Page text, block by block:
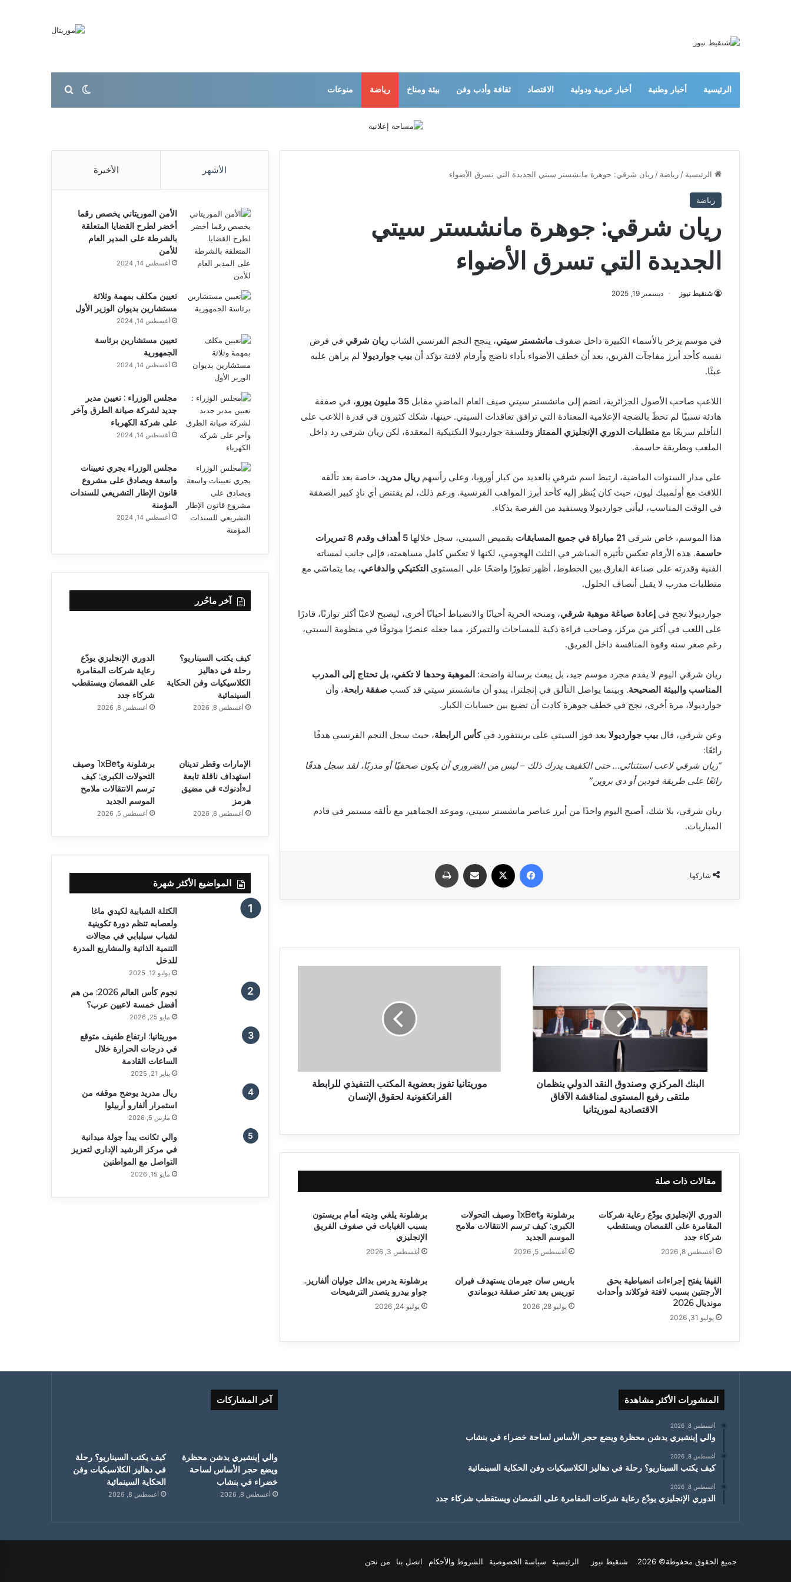
الرئيسية أخبار وطنية أخبار عربية ودولية الاقتصاد ثقافة وأدب وفن بيئة ومناخ رياضة منوعات الوضع المظلم
بحث عن
الرئيسية / رياضة / ريان شرقي: جوهرة مانشستر سيتي الجديدة التي تسرق الأضواء
رياضة
ريان شرقي: جوهرة مانشستر سيتي
الجديدة التي تسرق الأضواء
شنقيط نيوز ديسمبر 19, 2025
في موسم يزخر بالأسماء الكبيرة داخل صفوف مانشستر سيتي، ينجح النجم الفرنسي الشاب ريان شرقي في فرض
نفسه كأحد أبرز مفاجآت الفريق، بعد أن خطف الأضواء بأداء ناضج وأرقام لافتة تؤكد أن بيب جوارديولا لم يراهن عليه
عبثًا.
اللاعب صاحب الأصول الجزائرية، انضم إلى مانشستر سيتي صيف العام الماضي مقابل 35 مليون يورو
، في صفقة
هادئة نسبيًا لم تحظَ بالضجة الإعلامية المعتادة التي ترافق تعاقدات السيتي. حينها، شكك كثيرون في قدرة اللاعب على
التأقلم سريعًا مع متطلبات الدوري الإنجليزي الممتاز وفلسفة جوارديولا التكتيكية المعقدة، لكن ريان شرقي رد داخل
الملعب وبطريقة حاسمة.
على مدار السنوات الماضية، ارتبط اسم شرقي بالعديد من كبار أوروبا، وعلى رأسهم ريال مدريد، خاصة بعد تألقه
اللافت مع أولمبيك ليون، حيث كان يُنظر إليه كأحد أبرز المواهب الفرنسية. ورغم ذلك، لم يقتنص أي نادٍ كبير الصفقة
في الوقت المناسب، ليأتي جوارديولا ويستفيد من الفرصة بذكاء.
هذا الموسم، خاض شرقي 21 مباراة في جميع المسابقات بقميص السيتي، سجل خلالها
5 أهداف وقدم 8 تمريرات
حاسمة. هذه الأرقام تعكس تأثيره المباشر في الثلث الهجومي، لكنها لا تعكس كامل مساهمته، فإلى جانب لمساته
الفنية وقدرته على صناعة الفارق بين الخطوط، أظهر تطورًا واضحًا على المستوى التكتيكي والدفاعي، بما يتماشى مع
متطلبات مدرب لا يقبل أنصاف الحلول.
جوارديولا نجح في إعادة صياغة موهبة شرقي، ومنحه الحرية أحيانًا والانضباط أحيانًا أخرى، ليصبح لاعبًا أكثر توازنًا، قادرًا
على اللعب في أكثر من مركز، وصاحب قراءة ذكية للمساحات والتمركز، مما جعله عنصرًا موثوقًا في منظومة السيتي،
رغم صغر سنه وقوة المنافسة داخل الفريق.
ريان شرقي اليوم لا يقدم مجرد موسم جيد، بل يبعث برسالة واضحة: الموهبة وحدها لا تكفي، بل تحتاج إلى المدرب
المناسب والبيئة الصحيحة. وبينما يواصل التألق في إنجلترا، يبدو أن مانشستر سيتي قد كسب صفقة رابحة، وأن
جوارديولا، مرة أخرى، نجح في خطف جوهرة كادت أن تضيع بين حسابات الكبار.
وعن شرقي، قال بيب جوارديولا بعد فوز السيتي على برينتفورد فيكأس الرابطة، حيث سجل النجم الفرنسي هدفًا
رائعًا:
“ريان شرقي لاعب استثنائي… حتى الكفيف يدرك ذلك – ليس من الضروري أن يكون صحفيًا أو مدربًا، لقد سجل هدفًا
رائعًا على طريقة فودين أو دي بروين”
ريان شرقي، بلا شك، أصبح اليوم واحدًا من أبرز عناصر مانشستر سيتي، وموعد الجماهير مع تألقه مستمر في قادم
المباريات.
شاركها
فيسبوك مشاركة عبر البريد
البنك المركزي وصندوق النقد الدولي ينظمان
ملتقى رفيع المستوى لمناقشة الآفاق
الاقتصادية لموريتانيا
موريتانيا تفوز بعضوية المكتب التنفيذي للرابطة
الفرانكفونية لحقوق الإنسان
مقالات ذات صلة
الدوري الإنجليزي يودّع رعاية شركات
المقامرة على القمصان ويستقطب
شركاء جدد
أغسطس 8, 2026
برشلونة و1xBet وصيف التحولات
الكبرى: كيف ترسم الانتقالات ملامح
الموسم الجديد
أغسطس 5, 2026
برشلونة يلغي وديته أمام بريستون
بسبب الغيابات في صفوف الفريق
الإنجليزي
أغسطس 3, 2026
الفيفا يفتح إجراءات انضباطية بحق
الأرجنتين بسبب لافتة فوكلاند وأحداث
مونديال 2026
يوليو 31, 2026
باريس سان جيرمان يستهدف فيران
توريس بعد تعثر صفقة ديوماندي
يوليو 28, 2026
برشلونة يدرس بدائل جوليان ألفاريز..
جواو بيدرو يتصدر الترشيحات
يوليو 24, 2026
الأشهر الأخيرة
الأمن الموريتاني يخصص رقما
أخضر لطرح القضايا المتعلقة
بالشرطة على المدير العام
للأمن
أغسطس 14, 2024
تعيين مكلف بمهمة وثلاثة
مستشارين بديوان الوزير الأول
أغسطس 14, 2024
تعيين مستشارين برئاسة
الجمهورية
أغسطس 14, 2024
مجلس الوزراء : تعيين مدير
جديد لشركة صيانة الطرق وآخر
على شركة الكهرباء
أغسطس 14, 2024
مجلس الوزراء يجري تعيينات
واسعة ويصادق على مشروع
قانون الإطار التشريعي للسندات
المؤمنة
أغسطس 14, 2024
آخر ماحُرر
كيف يكتب السيناريو؟
رحلة في دهاليز
الكلاسيكيات وفن الحكاية
السينمائية
أغسطس 8, 2026
الدوري الإنجليزي يودّع
رعاية شركات المقامرة
على القمصان ويستقطب
شركاء جدد
أغسطس 8, 2026
الإمارات وقطر تدينان
استهداف ناقلة تابعة
لـ«أدنوك» في مضيق
هرمز
أغسطس 8, 2026
برشلونة و1xBet وصيف
التحولات الكبرى: كيف
ترسم الانتقالات ملامح
الموسم الجديد
أغسطس 5, 2026
المواضيع الأكثر شهرة
الكتلة الشبابية لكيدي ماغا
ولعصابه تنظم دورة تكوينية
لشباب سيلبابي في مجالات
التنمية الذاتية والمشاريع المدرة
للدخل
يوليو 12, 2025
نجوم كأس العالم 2026: من هم
أفضل خمسة لاعبين عرب؟
مايو 25, 2026
موريتانيا: ارتفاع طفيف متوقع
في درجات الحرارة خلال
الساعات القادمة
يناير 21, 2025
ريال مدريد يوضح موقفه من
استمرار ألفارو أربيلوا
مارس 5, 2026
والي تكانت يبدأ جولة ميدانية
في مركز الرشيد الإداري لتعزيز
التواصل مع المواطنين
مايو 15, 2026
المنشورات الأكثر مشاهدة
أغسطس 8, 2026
والي إينشيري يدشن محظرة ويضع حجر الأساس لساحة خضراء في بنشاب
أغسطس 8, 2026
كيف يكتب السيناريو؟ رحلة في دهاليز الكلاسيكيات وفن الحكاية السينمائية
أغسطس 8, 2026
الدوري الإنجليزي يودّع رعاية شركات المقامرة على القمصان ويستقطب شركاء جدد
آخر المشاركات
والي إينشيري يدشن محظرة
ويضع حجر الأساس لساحة
خضراء في بنشاب
أغسطس 8, 2026
كيف يكتب السيناريو؟ رحلة
في دهاليز الكلاسيكيات وفن
الحكاية السينمائية
أغسطس 8, 2026
جميع الحقوق محفوظة© 2026 شنقيط نيوز الرئيسية سياسة الخصوصية الشروط والأحكام اتصل بنا من نحن